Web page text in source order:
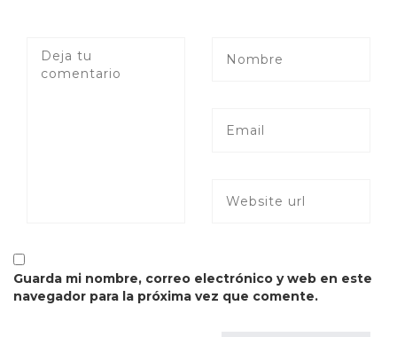
Guarda mi nombre, correo electrónico y web en este
navegador para la próxima vez que comente.